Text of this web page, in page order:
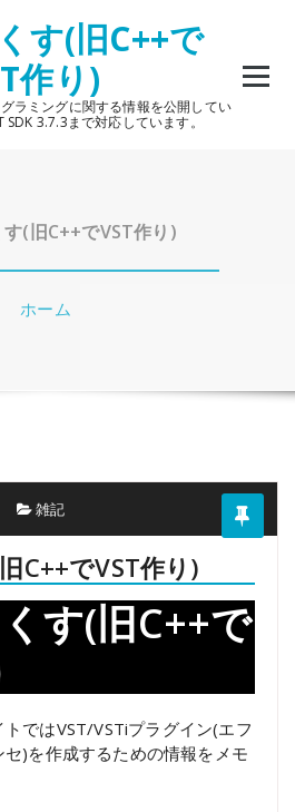
す(旧C++で
作り)
ラミングに関する情報を公開してい
3.7.3まで対応しています。
(旧C++でVST作り)
ホーム
雑記
C++でVST作り)
す(旧C++で
ではVST/VSTiプラグイン(エフ
)を作成するための情報をメモ